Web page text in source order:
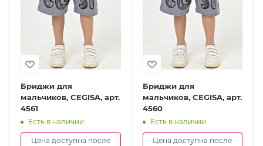
Бриджи для
мальчиков, CEGISA, арт.
4561
Есть в наличии
Цена доступна после
Бриджи для
мальчиков, CEGISA, арт.
4560
Есть в наличии
Цена доступна после